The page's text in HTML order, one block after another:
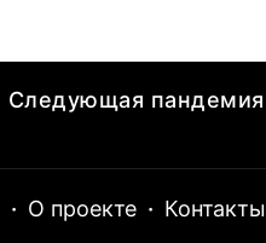
Следующая пандемия
· О проекте · Контакты